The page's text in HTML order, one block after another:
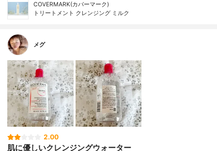
COVERMARK(カバーマーク)
トリートメント クレンジング ミルク
メグ
2.00
肌に優しいクレンジングウォーター